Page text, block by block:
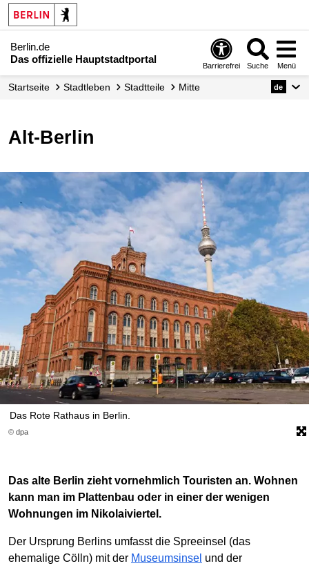
Berlin.de
Das offizielle Hauptstadtportal
Barrierefrei Suche Menü
Startseite Stadtleben Stadtteile Mitte de
Alt-Berlin
© dpa
Das Rote Rathaus in Berlin.
Das alte Berlin zieht vornehmlich Touristen an. Wohnen
kann man im Plattenbau oder in einer der wenigen
Wohnungen im Nikolaiviertel.
Der Ursprung Berlins umfasst die Spreeinsel (das
ehemalige Cölln) mit der Museumsinsel und der